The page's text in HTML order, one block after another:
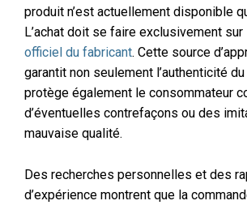
produit n’est actuellement disponible
L’achat doit se faire exclusivement sur
officiel du fabricant. Cette source
garantit non seulement l’authenticité
protège également le consommateur
d’éventuelles contrefaçons ou des
mauvaise qualité.
Des recherches personnelles et des
d’expérience montrent que la